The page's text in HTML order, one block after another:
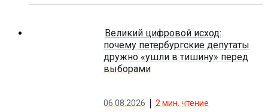
Великий цифровой исход:
почему петербургские депутаты
дружно «ушли в тишину» перед
выборами
06.08.2026 2 мин. чтение